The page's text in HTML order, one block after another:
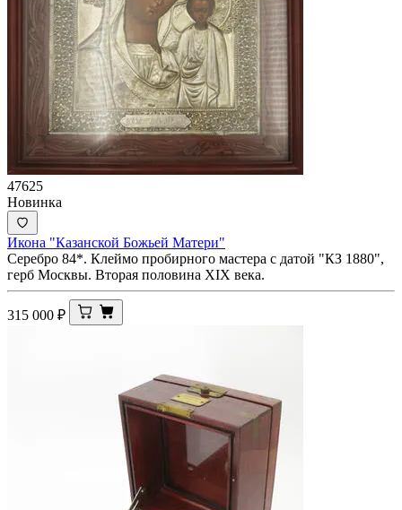
47625
Новинка
Икона "Казанской Божьей Матери"
Серебро 84*. Клеймо пробирного мастера с датой "КЗ 1880",
герб Москвы. Вторая половина XIX века.
315 000 ₽